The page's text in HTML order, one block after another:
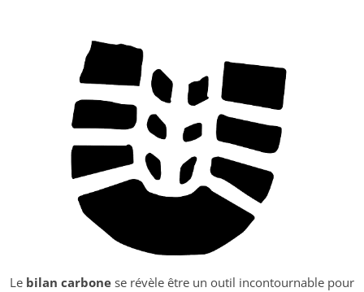
Le bilan carbone se révèle être un outil incontournable pour